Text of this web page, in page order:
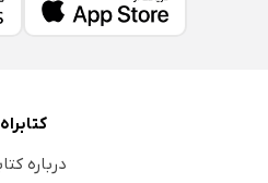
فقط ارتقای خود
کتابراه
درباره